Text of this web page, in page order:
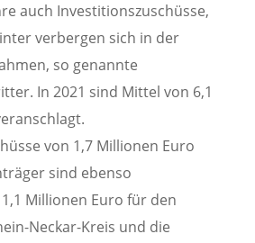
auch Investitionszuschüsse,
verbergen sich in der
so genannte
In 2021 sind Mittel von 6,1
von 1,7 Millionen Euro
sind ebenso
Millionen Euro für den
Neckar-Kreis und die